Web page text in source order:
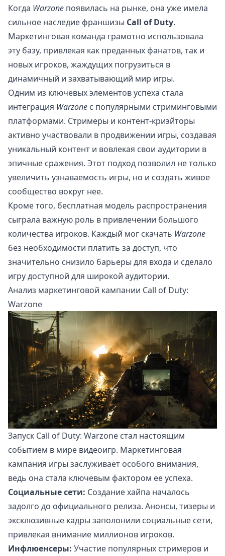
Когда Warzone появилась на рынке, она уже имела
сильное наследие франшизы Call of Duty.
Маркетинговая команда грамотно использовала
эту базу, привлекая как преданных фанатов, так и
новых игроков, жаждущих погрузиться в
динамичный и захватывающий мир игры.
Одним из ключевых элементов успеха стала
интеграция Warzone с популярными стриминговыми
платформами. Стримеры и контент-криэйторы
активно участвовали в продвижении игры, создавая
уникальный контент и вовлекая свои аудитории в
эпичные сражения. Этот подход позволил не только
увеличить узнаваемость игры, но и создать живое
сообщество вокруг нее.
Кроме того, бесплатная модель распространения
сыграла важную роль в привлечении большого
количества игроков. Каждый мог скачать Warzone
без необходимости платить за доступ, что
значительно снизило барьеры для входа и сделало
игру доступной для широкой аудитории.
Анализ маркетинговой кампании Call of Duty:
Warzone
Запуск Call of Duty: Warzone стал настоящим
событием в мире видеоигр. Маркетинговая
кампания игры заслуживает особого внимания,
ведь она стала ключевым фактором ее успеха.
Социальные сети: Создание хайпа началось
задолго до официального релиза. Анонсы, тизеры и
эксклюзивные кадры заполонили социальные сети,
привлекая внимание миллионов игроков.
Инфлюенсеры: Участие популярных стримеров и